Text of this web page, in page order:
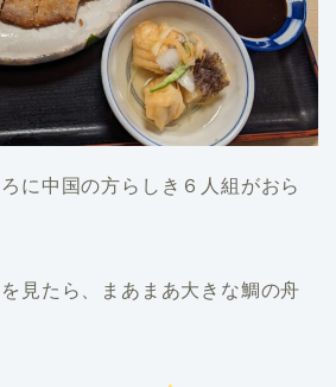
に中国の方らしき６人組がおら
見たら、まあまあ大きな鯛の舟